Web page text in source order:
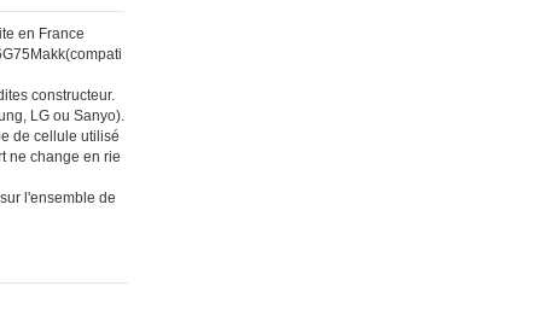
en France
constructeur.
LG ou Sanyo).
de cellule utilisé
ne change en rie
l'ensemble de